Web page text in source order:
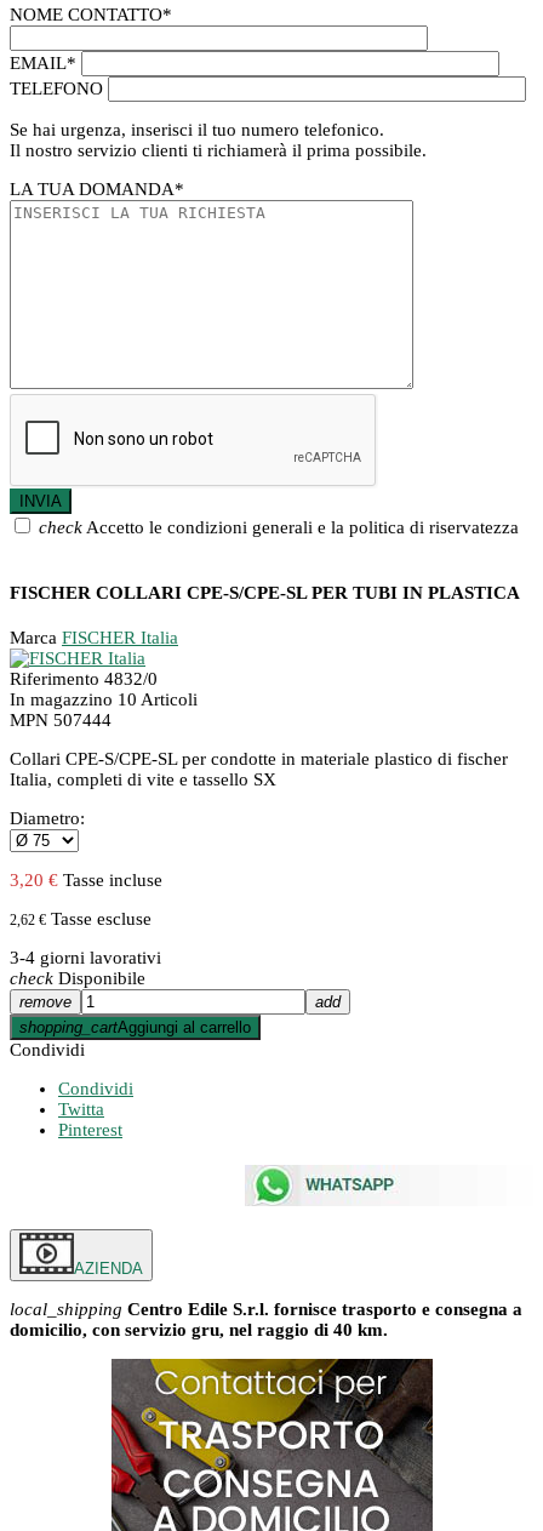
NOME CONTATTO*
EMAIL*
TELEFONO
Se hai urgenza, inserisci il tuo numero telefonico.
Il nostro servizio clienti ti richiamerà il prima possibile.
LA TUA DOMANDA*
check Accetto le condizioni generali e la politica di riservatezza
FISCHER COLLARI CPE-S/CPE-SL PER TUBI IN PLASTICA
Marca FISCHER Italia
Riferimento 4832/0
In magazzino 10 Articoli
MPN 507444
Collari CPE-S/CPE-SL per condotte in materiale plastico di fischer
Italia, completi di vite e tassello SX
Diametro:
3,20 € Tasse incluse
2,62 € Tasse escluse
3-4 giorni lavorativi
check Disponibile
remove
add
shopping_cartAggiungi al carrello
Condividi
Condividi
Twitta
Pinterest
AZIENDA
local_shipping Centro Edile S.r.l. fornisce trasporto e consegna a
domicilio, con servizio gru, nel raggio di 40 km.